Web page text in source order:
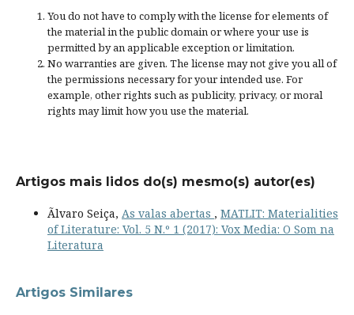
You do not have to comply with the license for elements of
the material in the public domain or where your use is
permitted by an applicable exception or limitation.
No warranties are given. The license may not give you all of
the permissions necessary for your intended use. For
example, other rights such as publicity, privacy, or moral
rights may limit how you use the material.
Artigos mais lidos do(s) mesmo(s) autor(es)
Ãlvaro Seiça, As valas abertas , MATLIT: Materialities
of Literature: Vol. 5 N.º 1 (2017): Vox Media: O Som na
Literatura
Artigos Similares